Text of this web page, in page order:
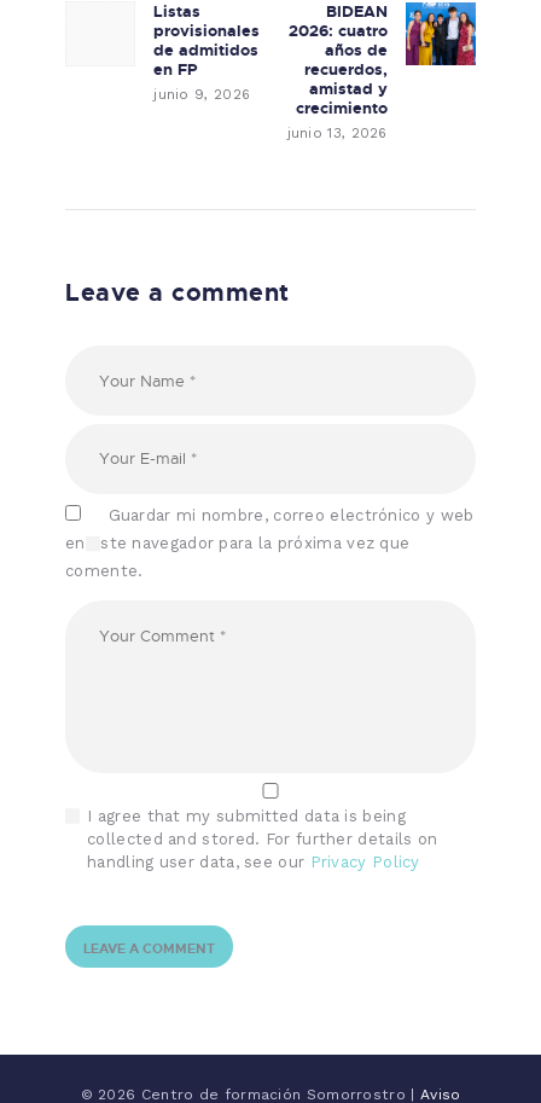
Previous post:
Listas
provisionales
de admitidos
en FP
junio 9, 2026
Next post:
BIDEAN
2026: cuatro
años de
recuerdos,
amistad y
crecimiento
junio 13, 2026
Leave a comment
Guardar mi nombre, correo electrónico y web
en este navegador para la próxima vez que
comente.
I agree that my submitted data is being
collected and stored. For further details on
handling user data, see our Privacy Policy
© 2026 Centro de formación Somorrostro | Aviso